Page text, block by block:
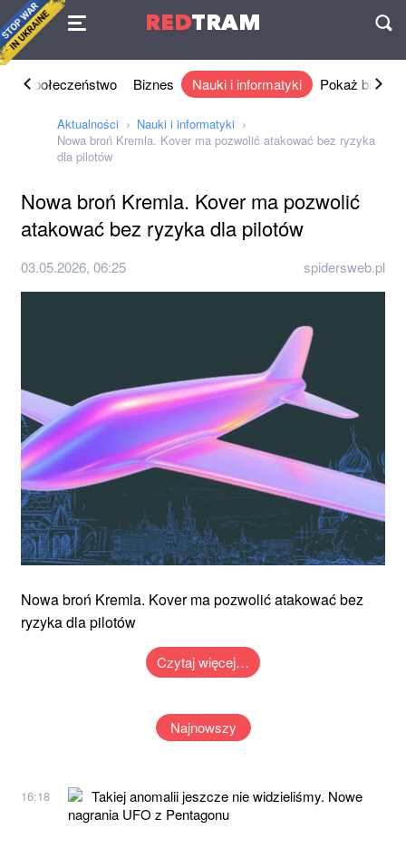
REDTRAM
Umowa
Społeczeństwo Biznes Nauki i informatyki Pokaż biznes
Aktualności
Nauki i informatyki
Nowa broń Kremla. Kover ma pozwolić atakować bez ryzyka
dla pilotów
Nowa broń Kremla. Kover ma pozwolić
atakować bez ryzyka dla pilotów
03.05.2026, 06:25 spidersweb.pl
Nowa broń Kremla. Kover ma pozwolić atakować bez
ryzyka dla pilotów
Czytaj więcej…
Najnowszy
16:18
Takiej anomalii jeszcze nie widzieliśmy. Nowe
nagrania UFO z Pentagonu